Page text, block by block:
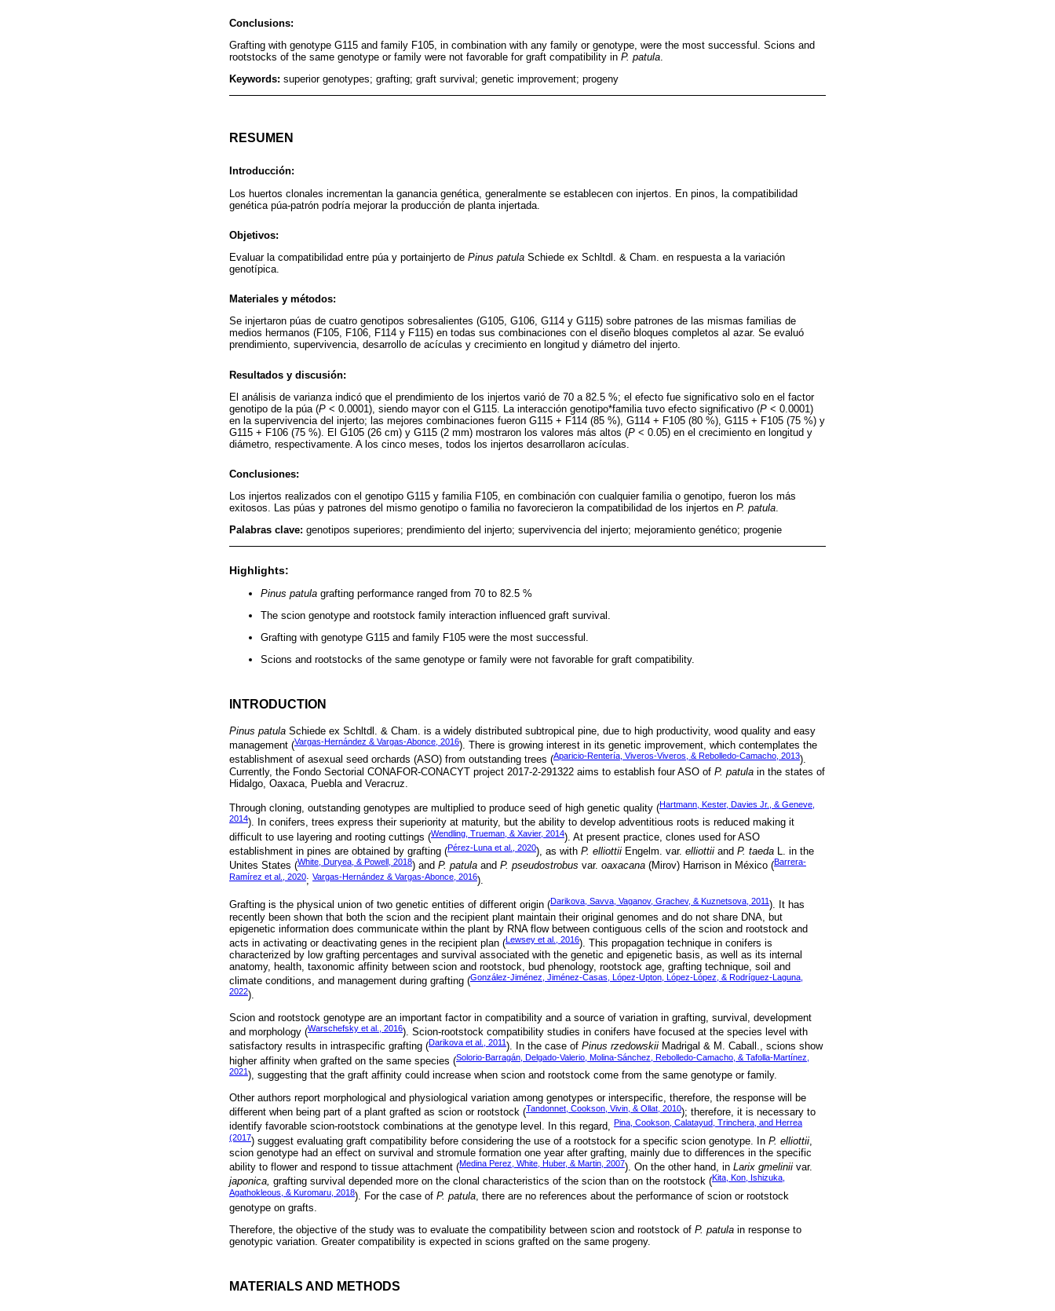
Conclusions:
Grafting with genotype G115 and family F105, in combination with any family or genotype, were the most successful. Scions and
rootstocks of the same genotype or family were not favorable for graft compatibility in P. patula.
Keywords: superior genotypes; grafting; graft survival; genetic improvement; progeny
RESUMEN
Introducción:
Los huertos clonales incrementan la ganancia genética, generalmente se establecen con injertos. En pinos, la compatibilidad
genética púa-patrón podría mejorar la producción de planta injertada.
Objetivos:
Evaluar la compatibilidad entre púa y portainjerto de Pinus patula Schiede ex Schltdl. & Cham. en respuesta a la variación
genotípica.
Materiales y métodos:
Se injertaron púas de cuatro genotipos sobresalientes (G105, G106, G114 y G115) sobre patrones de las mismas familias de
medios hermanos (F105, F106, F114 y F115) en todas sus combinaciones con el diseño bloques completos al azar. Se evaluó
prendimiento, supervivencia, desarrollo de acículas y crecimiento en longitud y diámetro del injerto.
Resultados y discusión:
El análisis de varianza indicó que el prendimiento de los injertos varió de 70 a 82.5 %; el efecto fue significativo solo en el factor
genotipo de la púa (P < 0.0001), siendo mayor con el G115. La interacción genotipo*familia tuvo efecto significativo (P < 0.0001)
en la supervivencia del injerto; las mejores combinaciones fueron G115 + F114 (85 %), G114 + F105 (80 %), G115 + F105 (75 %) y
G115 + F106 (75 %). El G105 (26 cm) y G115 (2 mm) mostraron los valores más altos (P < 0.05) en el crecimiento en longitud y
diámetro, respectivamente. A los cinco meses, todos los injertos desarrollaron acículas.
Conclusiones:
Los injertos realizados con el genotipo G115 y familia F105, en combinación con cualquier familia o genotipo, fueron los más
exitosos. Las púas y patrones del mismo genotipo o familia no favorecieron la compatibilidad de los injertos en P. patula.
Palabras clave: genotipos superiores; prendimiento del injerto; supervivencia del injerto; mejoramiento genético; progenie
Highlights:
Pinus patula grafting performance ranged from 70 to 82.5 %
The scion genotype and rootstock family interaction influenced graft survival.
Grafting with genotype G115 and family F105 were the most successful.
Scions and rootstocks of the same genotype or family were not favorable for graft compatibility.
INTRODUCTION
Pinus patula Schiede ex Schltdl. & Cham. is a widely distributed subtropical pine, due to high productivity, wood quality and easy
management (Vargas-Hernández & Vargas-Abonce, 2016). There is growing interest in its genetic improvement, which contemplates the
establishment of asexual seed orchards (ASO) from outstanding trees (Aparicio-Rentería, Viveros-Viveros, & Rebolledo-Camacho, 2013).
Currently, the Fondo Sectorial CONAFOR-CONACYT project 2017-2-291322 aims to establish four ASO of P. patula in the states of
Hidalgo, Oaxaca, Puebla and Veracruz.
Through cloning, outstanding genotypes are multiplied to produce seed of high genetic quality (Hartmann, Kester, Davies Jr., & Geneve,
2014). In conifers, trees express their superiority at maturity, but the ability to develop adventitious roots is reduced making it
difficult to use layering and rooting cuttings (Wendling, Trueman, & Xavier, 2014). At present practice, clones used for ASO
establishment in pines are obtained by grafting (Pérez-Luna et al., 2020), as with P. elliottii Engelm. var. elliottii and P. taeda L. in the
Unites States (White, Duryea, & Powell, 2018) and P. patula and P. pseudostrobus var. oaxacana (Mirov) Harrison in México (Barrera-
Ramírez et al., 2020; Vargas-Hernández & Vargas-Abonce, 2016).
Grafting is the physical union of two genetic entities of different origin (Darikova, Savva, Vaganov, Grachev, & Kuznetsova, 2011 ). It has
recently been shown that both the scion and the recipient plant maintain their original genomes and do not share DNA, but
epigenetic information does communicate within the plant by RNA flow between contiguous cells of the scion and rootstock and
acts in activating or deactivating genes in the recipient plan (Lewsey et al., 2016). This propagation technique in conifers is
characterized by low grafting percentages and survival associated with the genetic and epigenetic basis, as well as its internal
anatomy, health, taxonomic affinity between scion and rootstock, bud phenology, rootstock age, grafting technique, soil and
climate conditions, and management during grafting (González-Jiménez, Jiménez-Casas, López-Upton, López-López, & Rodríguez-Laguna,
2022).
Scion and rootstock genotype are an important factor in compatibility and a source of variation in grafting, survival, development
and morphology (Warschefsky et al., 2016). Scion-rootstock compatibility studies in conifers have focused at the species level with
satisfactory results in intraspecific grafting (Darikova et al., 2011). In the case of Pinus rzedowskii Madrigal & M. Caball., scions show
higher affinity when grafted on the same species (Solorio-Barragán, Delgado-Valerio, Molina-Sánchez, Rebolledo-Camacho, & Tafolla-Martínez,
2021), suggesting that the graft affinity could increase when scion and rootstock come from the same genotype or family.
Other authors report morphological and physiological variation among genotypes or interspecific, therefore, the response will be
different when being part of a plant grafted as scion or rootstock (Tandonnet, Cookson, Vivin, & Ollat, 2010); therefore, it is necessary to
identify favorable scion-rootstock combinations at the genotype level. In this regard, Pina, Cookson, Calatayud, Trinchera, and Herrea
(2017) suggest evaluating graft compatibility before considering the use of a rootstock for a specific scion genotype. In P. elliottii
scion genotype had an effect on survival and stromule formation one year after grafting, mainly due to differences in the specific
ability to flower and respond to tissue attachment (Medina Perez, White, Huber, & Martin, 2007). On the other hand, in Larix gmelinii var.
japonica, grafting survival depended more on the clonal characteristics of the scion than on the rootstock (Kita, Kon, Ishizuka,
Agathokleous, & Kuromaru, 2018). For the case of P. patula, there are no references about the performance of scion or rootstock
genotype on grafts.
Therefore, the objective of the study was to evaluate the compatibility between scion and rootstock of P. patula in response to
genotypic variation. Greater compatibility is expected in scions grafted on the same progeny.
MATERIALS AND METHODS